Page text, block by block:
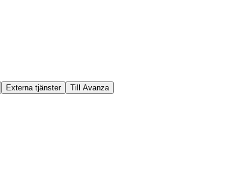
Externa tjänster
Till Avanza